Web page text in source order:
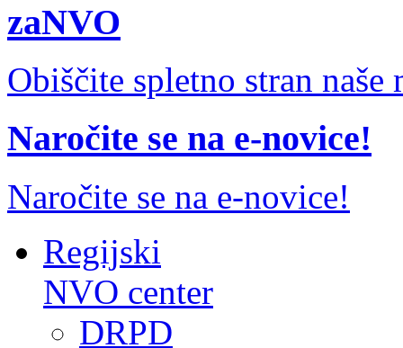
zaNVO
Obiščite spletno stran naše
Naročite se na e-novice!
Naročite se na e-novice!
Regijski
NVO center
DRPD